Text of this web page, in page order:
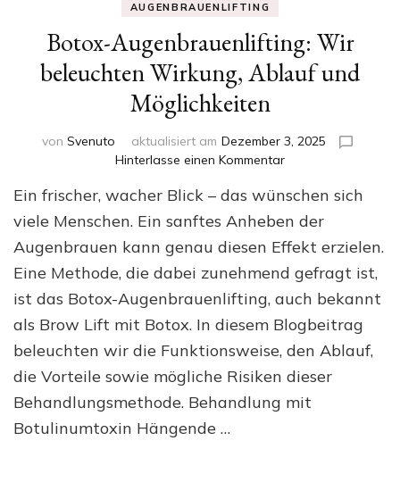
AUGENBRAUENLIFTING
Botox-Augenbrauenlifting: Wir
beleuchten Wirkung, Ablauf und
Möglichkeiten
von Svenuto aktualisiert am Dezember 3, 2025
Hinterlasse einen Kommentarzu
Augenbrauenlifting:
Wir
Wirkung,
Ablauf
und
Möglichkeiten
Ein frischer, wacher Blick – das wünschen sich
viele Menschen. Ein sanftes Anheben der
Augenbrauen kann genau diesen Effekt erzielen.
Eine Methode, die dabei zunehmend gefragt ist,
ist das Botox-Augenbrauenlifting, auch bekannt
als Brow Lift mit Botox. In diesem Blogbeitrag
beleuchten wir die Funktionsweise, den Ablauf,
die Vorteile sowie mögliche Risiken dieser
Behandlungsmethode. Behandlung mit
Botulinumtoxin Hängende …